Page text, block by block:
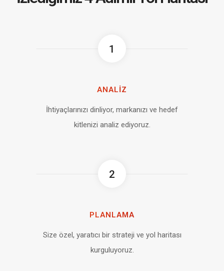
1
ANALİZ
İhtiyaçlarınızı dinliyor, markanızı ve hedef
kitlenizi analiz ediyoruz.
2
PLANLAMA
Size özel, yaratıcı bir strateji ve yol haritası
kurguluyoruz.